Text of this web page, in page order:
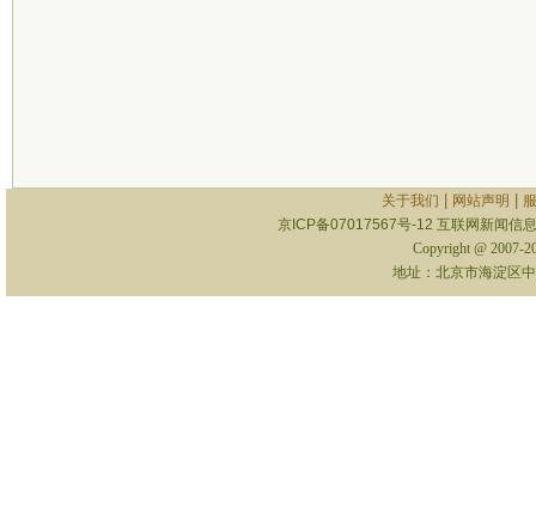
关于我们 网站声明
京ICP备07017567号-12 互联网新闻信
Copyright @ 2007-
地址：北京市海淀区